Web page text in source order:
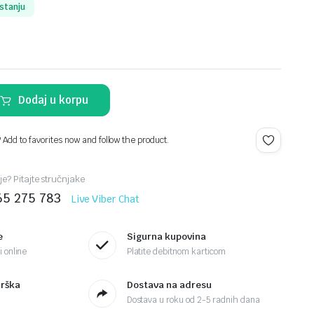
Dodaj u korpu
to favorites now and follow the product.
Pitajte stručnjake
275 783 Live Viber Chat
online
Sigurna kupovina
Platite debitnom karticom
Dostava na adresu
Dostava u roku od 2-5 radnih dana